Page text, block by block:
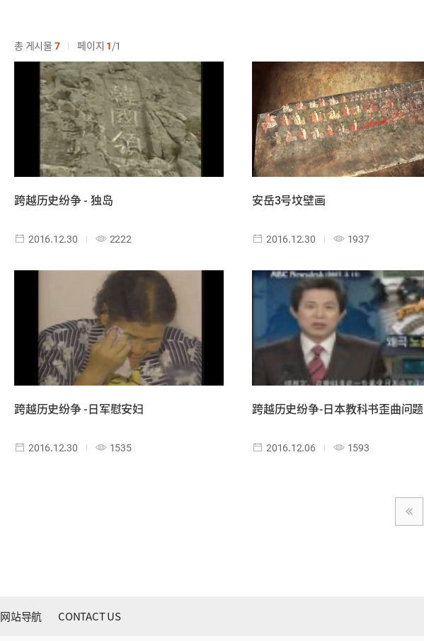
총 게시물 7 페이지 1 1
跨越历史纷争 - 独岛
2016.12.30 2222
安岳3号坟壁画
2016.12.30 1937
跨越历史纷争 -日军慰安妇
2016.12.30 1535
跨越历史纷争-日本教科书歪曲问题
2016.12.06 1593
网站导航 CONTACT US